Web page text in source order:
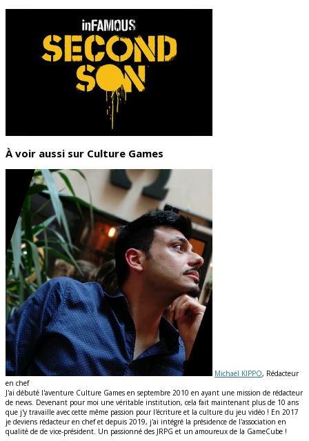
À voir aussi sur Culture Games
Michaël KIPPO, Rédacteur
en chef
J'ai débuté l'aventure Culture Games en septembre 2010 en ayant une mission de rédacteur
de news. Devenant pour moi une véritable institution, cela fait maintenant plus de 10 ans
que j'y travaille avec cette même passion pour l'écriture et la culture du jeu vidéo ! En 2017
je deviens rédacteur en chef et depuis 2019, j'ai intégré la présidence de l'association en
qualité de de vice-président. Un passionné des JRPG et un amoureux de la GameCube !